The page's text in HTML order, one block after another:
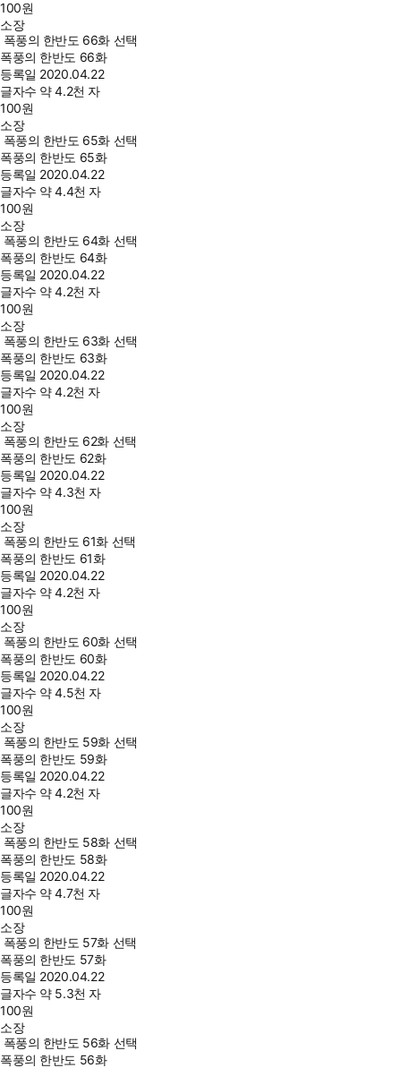
100원
소장
폭풍의 한반도 66화 선택
폭풍의 한반도 66화
등록일 2020.04.22
글자수 약 4.2천 자
100원
소장
폭풍의 한반도 65화 선택
폭풍의 한반도 65화
등록일 2020.04.22
글자수 약 4.4천 자
100원
소장
폭풍의 한반도 64화 선택
폭풍의 한반도 64화
등록일 2020.04.22
글자수 약 4.2천 자
100원
소장
폭풍의 한반도 63화 선택
폭풍의 한반도 63화
등록일 2020.04.22
글자수 약 4.2천 자
100원
소장
폭풍의 한반도 62화 선택
폭풍의 한반도 62화
등록일 2020.04.22
글자수 약 4.3천 자
100원
소장
폭풍의 한반도 61화 선택
폭풍의 한반도 61화
등록일 2020.04.22
글자수 약 4.2천 자
100원
소장
폭풍의 한반도 60화 선택
폭풍의 한반도 60화
등록일 2020.04.22
글자수 약 4.5천 자
100원
소장
폭풍의 한반도 59화 선택
폭풍의 한반도 59화
등록일 2020.04.22
글자수 약 4.2천 자
100원
소장
폭풍의 한반도 58화 선택
폭풍의 한반도 58화
등록일 2020.04.22
글자수 약 4.7천 자
100원
소장
폭풍의 한반도 57화 선택
폭풍의 한반도 57화
등록일 2020.04.22
글자수 약 5.3천 자
100원
소장
폭풍의 한반도 56화 선택
폭풍의 한반도 56화